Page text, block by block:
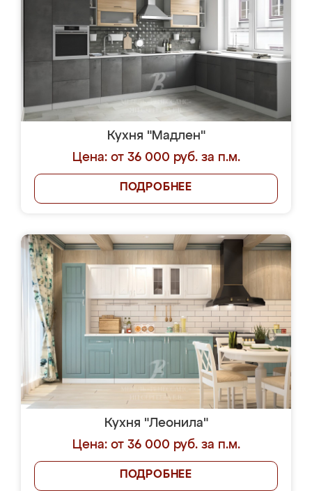
Кухня "Мадлен"
Цена: от 36 000 руб. за п.м.
ПОДРОБНЕЕ
Кухня "Леонила"
Цена: от 36 000 руб. за п.м.
ПОДРОБНЕЕ